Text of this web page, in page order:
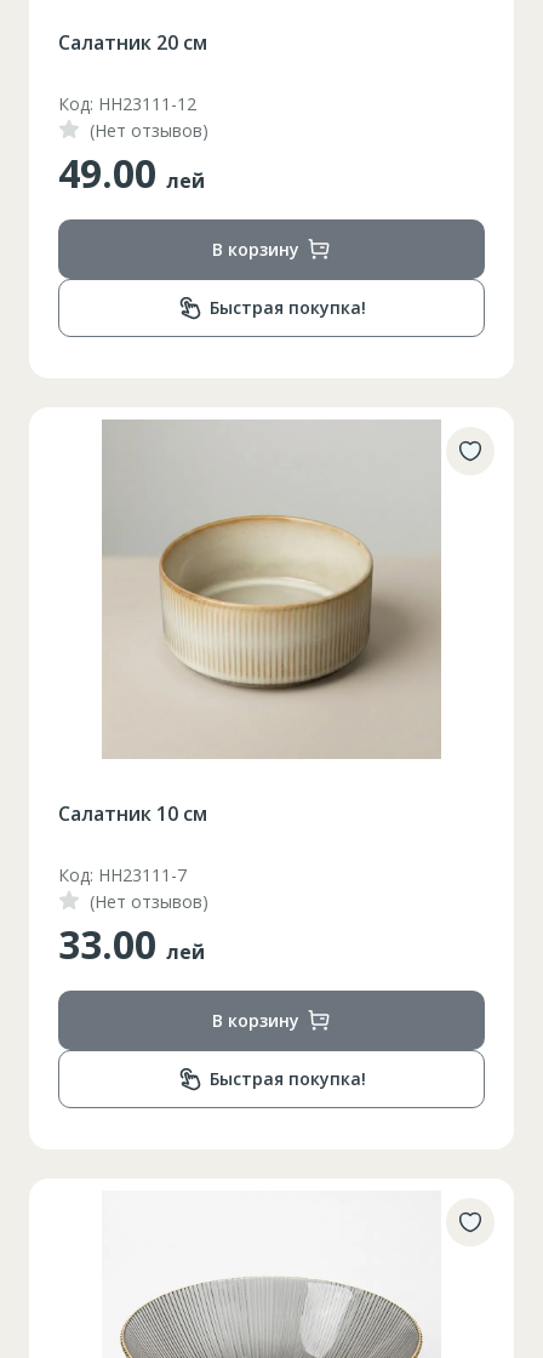
Салатник 20 см
Код: HH23111-12
(Нет отзывов)
49.00 лей
В корзину
Быстрая покупка!
Салатник 10 см
Код: HH23111-7
(Нет отзывов)
33.00 лей
В корзину
Быстрая покупка!